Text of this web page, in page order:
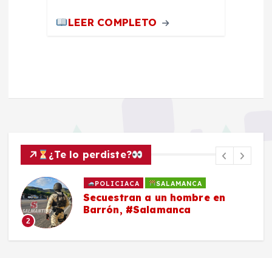
LEER COMPLETO
¿Te lo perdiste?
en
POLICIACA
Roban con violencia
una mujer en San